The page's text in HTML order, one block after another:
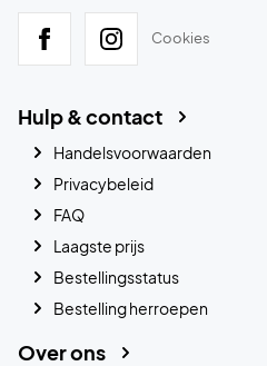
Cookies
Hulp & contact
Handelsvoorwaarden
Privacybeleid
FAQ
Laagste prijs
Bestellingsstatus
Bestelling herroepen
Over ons